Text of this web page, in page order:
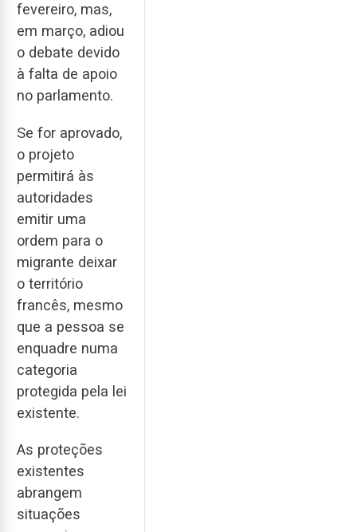
fevereiro, mas,
em março, adiou
o debate devido
à falta de apoio
no parlamento.
Se for aprovado,
o projeto
permitirá às
autoridades
emitir uma
ordem para o
migrante deixar
o território
francês, mesmo
que a pessoa se
enquadre numa
categoria
protegida pela lei
existente.
As proteções
existentes
abrangem
situações